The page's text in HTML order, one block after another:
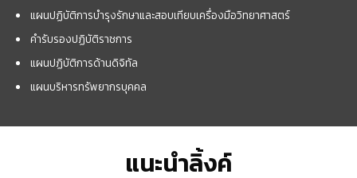
แผนปฏิบัติการบำรุงรักษาและสอบเทียบเครื่องมือวิทยาศาสตร์
คำรับรองปฏิบัติราชการ
แผนปฏิบัติการด้านดิจิทัล
แผนบริหารทรัพยากรบุคคล
แนะนำลิ้งค์